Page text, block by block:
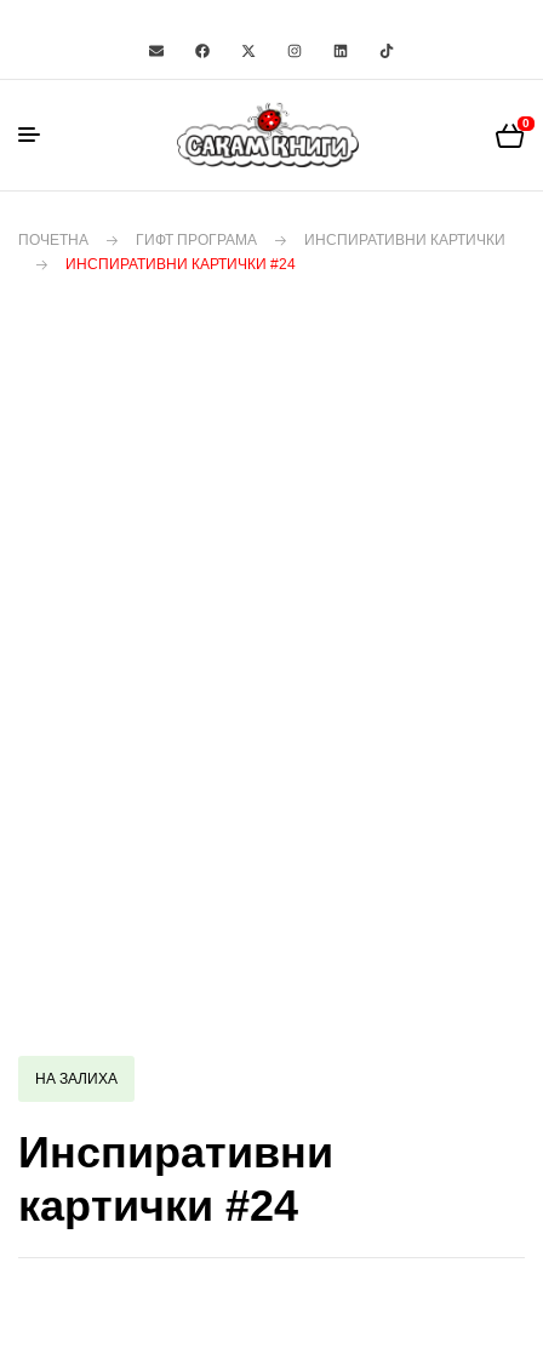
0
ПОЧЕТНА ГИФТ ПРОГРАМА
ИНСПИРАТИВНИ КАРТИЧКИ
ИНСПИРАТИВНИ КАРТИЧКИ #24
НА ЗАЛИХА
Инспиративни
картички #24